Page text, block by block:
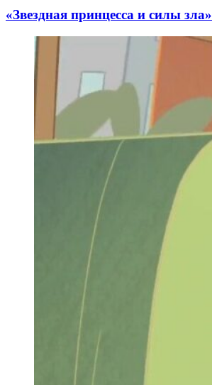
«Звездная принцесса и силы зла»